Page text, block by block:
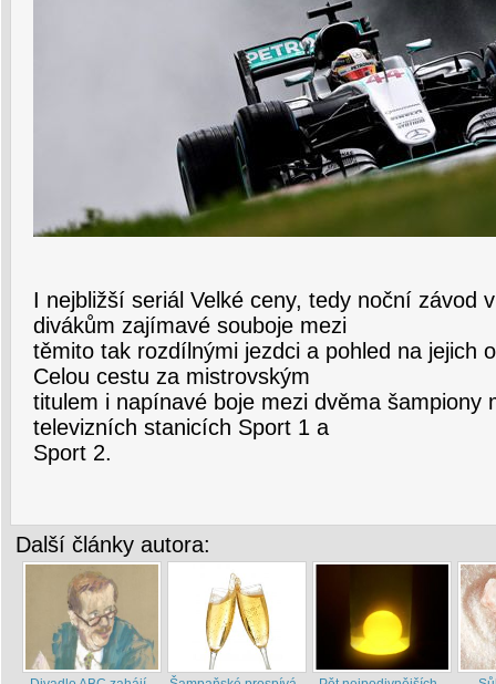
I nejbližší seriál Velké ceny, tedy noční závod
divákům zajímavé souboje mezi
těmito tak rozdílnými jezdci a pohled na jejich
Celou cestu za mistrovským
titulem i napínavé boje mezi dvěma šampiony
televizních stanicích Sport 1 a
Sport 2.
Další články autora: